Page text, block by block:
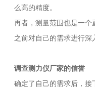
么高的精度。
再者，测量范围也是一
之前对自己的需求进行深
调查测力仪厂家的信誉
确定了自己的需求后，